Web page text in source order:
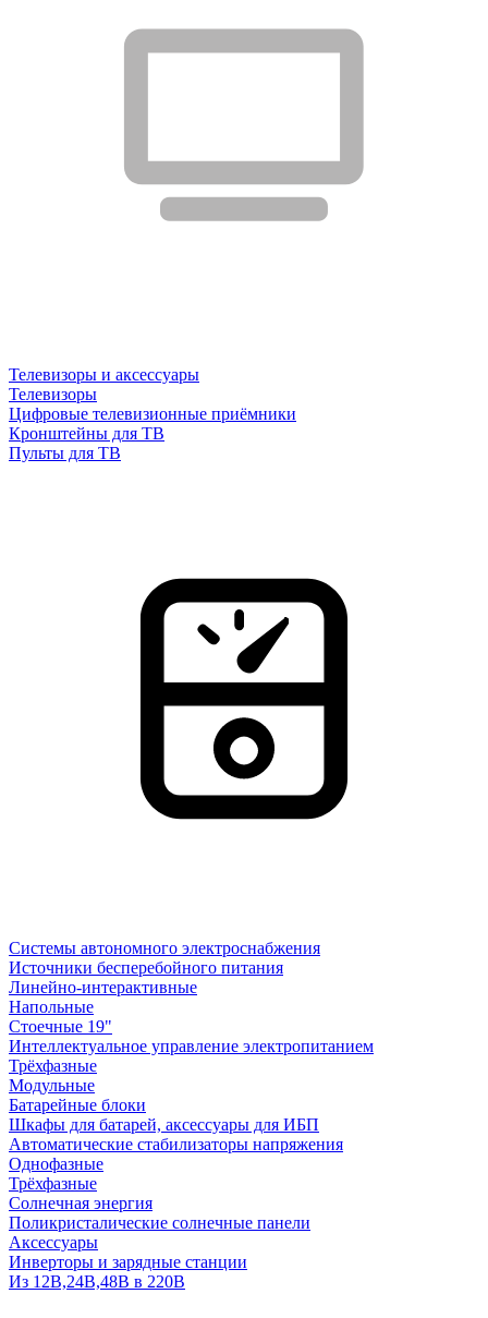
Телевизоры и аксессуары
Телевизоры
Цифровые телевизионные приёмники
Кронштейны для ТВ
Пульты для ТВ
Системы автономного электроснабжения
Источники бесперебойного питания
Линейно-интерактивные
Напольные
Стоечные 19"
Интеллектуальное управление электропитанием
Трёхфазные
Модульные
Батарейные блоки
Шкафы для батарей, аксессуары для ИБП
Автоматические стабилизаторы напряжения
Однофазные
Трёхфазные
Солнечная энергия
Поликристалические солнечные панели
Аксессуары
Инверторы и зарядные станции
Из 12В,24В,48В в 220В